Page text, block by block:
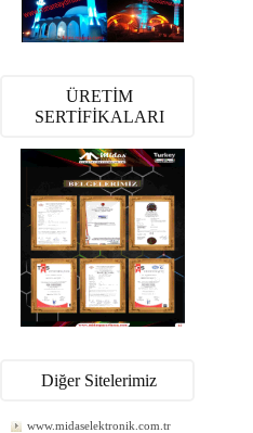
ÜRETİM
SERTİFİKALARI
Diğer Sitelerimiz
www.midaselektronik.com.tr